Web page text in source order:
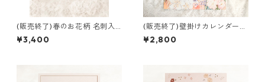
(販売終了)春のお花柄 名刺入
れ
¥3,400
(販売終了)壁掛けカレンダー2
025
¥2,800